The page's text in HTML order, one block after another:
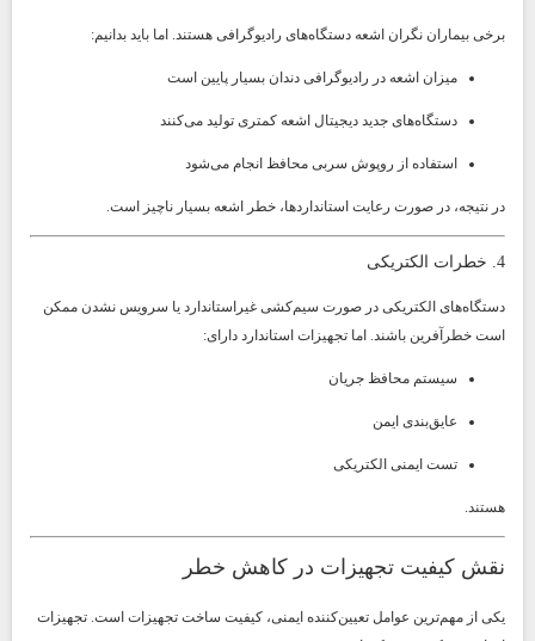
برخی بیماران نگران اشعه دستگاه‌های رادیوگرافی هستند. اما باید بدانیم:
میزان اشعه در رادیوگرافی دندان بسیار پایین است
دستگاه‌های جدید دیجیتال اشعه کمتری تولید می‌کنند
استفاده از روپوش سربی محافظ انجام می‌شود
در نتیجه، در صورت رعایت استانداردها، خطر اشعه بسیار ناچیز است.
4. خطرات الکتریکی
دستگاه‌های الکتریکی در صورت سیم‌کشی غیراستاندارد یا سرویس نشدن ممکن
است خطرآفرین باشند. اما تجهیزات استاندارد دارای:
سیستم محافظ جریان
عایق‌بندی ایمن
تست ایمنی الکتریکی
هستند.
نقش کیفیت تجهیزات در کاهش خطر
یکی از مهم‌ترین عوامل تعیین‌کننده ایمنی، کیفیت ساخت تجهیزات است. تجهیزات